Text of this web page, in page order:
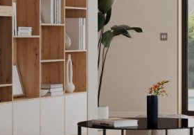
niveau lors de l'installation
protection pour ne pas